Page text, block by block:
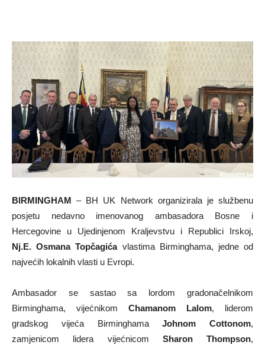
BIRMINGHAM – BH UK Network organizirala je službenu
posjetu nedavno imenovanog ambasadora Bosne i
Hercegovine u Ujedinjenom Kraljevstvu i Republici Irskoj,
Nj.E. Osmana Topčagićavlastima Birminghama, jedne od
najvećih lokalnih vlasti u Evropi.
Ambasador se sastao sa lordom gradonačelnikom
Birminghama, vijećnikom Chamanom Lalom, liderom
gradskog vijeća BirminghamaJohnom Cottonom,
zamjenicom lidera vijećnicom Sharon Thompson,